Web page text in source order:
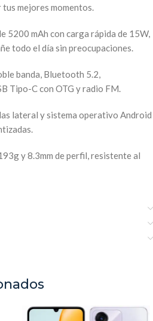
mejores momentos.
5200 mAh con carga rápida de 15W,
todo el día sin preocupaciones.
banda, Bluetooth 5.2,
Tipo-C con OTG y radio FM.
lateral y sistema operativo Android
y 8.3mm de perfil, resistente al